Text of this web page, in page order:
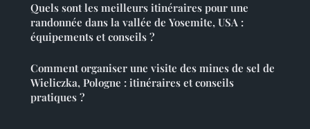
Quels sont les meilleurs itinéraires pour une
randonnée dans la vallée de Yosemite, USA :
équipements et conseils ?
Comment organiser une visite des mines de sel de
Wieliczka, Pologne : itinéraires et conseils
pratiques ?